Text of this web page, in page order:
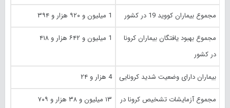
مجموع بیماران کووید 19 در کشور 1 میلیون و ۹۲۰ هزار و ۳۹۴
مجموع بهبود یافتگان بیماران کرونا
در کشور
1 میلیون و ۶۴۲ هزار و ۴۱۸
بیماران دارای وضعیت شدید کرونایی 4 هزار و ۲۴
مجموع آزمایشات تشخیص کرونا در
۱۳ میلیون و ۳۸ هزار و ۷۰۹